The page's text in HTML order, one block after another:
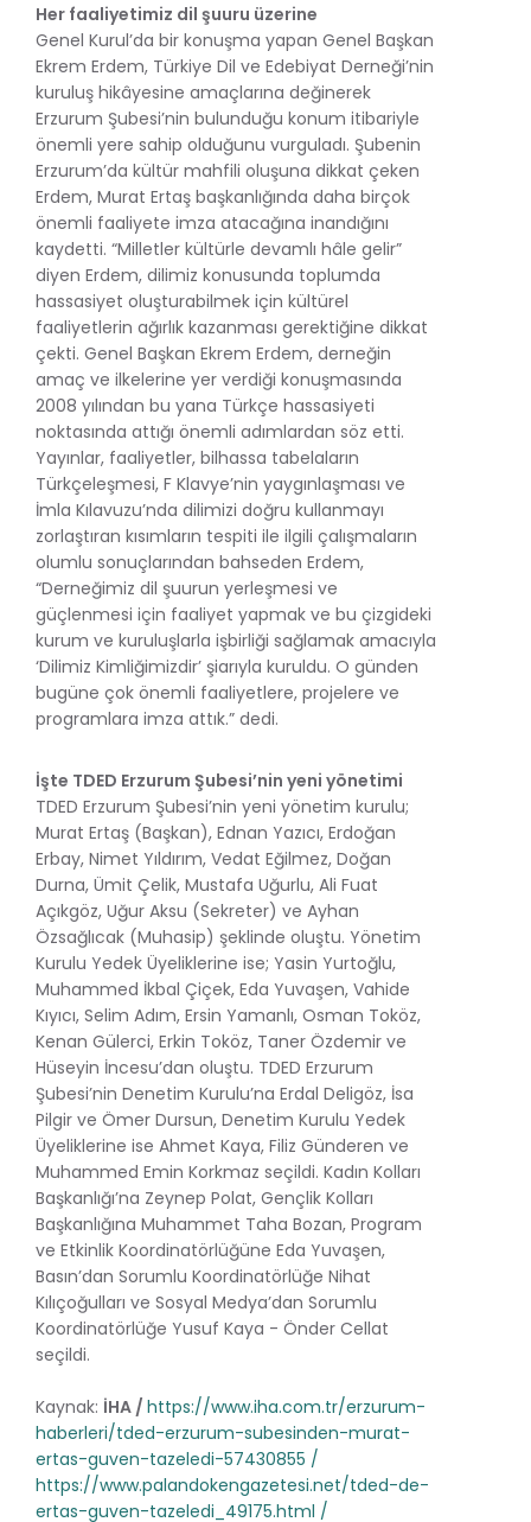
Her faaliyetimiz dil şuuru üzerine
Genel Kurul’da bir konuşma yapan Genel Başkan
Ekrem Erdem, Türkiye Dil ve Edebiyat Derneği’nin
kuruluş hikâyesine amaçlarına değinerek
Erzurum Şubesi’nin bulunduğu konum itibariyle
önemli yere sahip olduğunu vurguladı. Şubenin
Erzurum’da kültür mahfili oluşuna dikkat çeken
Erdem, Murat Ertaş başkanlığında daha birçok
önemli faaliyete imza atacağına inandığını
kaydetti. “Milletler kültürle devamlı hâle gelir”
diyen Erdem, dilimiz konusunda toplumda
hassasiyet oluşturabilmek için kültürel
faaliyetlerin ağırlık kazanması gerektiğine dikkat
çekti. Genel Başkan Ekrem Erdem, derneğin
amaç ve ilkelerine yer verdiği konuşmasında
2008 yılından bu yana Türkçe hassasiyeti
noktasında attığı önemli adımlardan söz etti.
Yayınlar, faaliyetler, bilhassa tabelaların
Türkçeleşmesi, F Klavye’nin yaygınlaşması ve
İmla Kılavuzu’nda dilimizi doğru kullanmayı
zorlaştıran kısımların tespiti ile ilgili çalışmaların
olumlu sonuçlarından bahseden Erdem,
“Derneğimiz dil şuurun yerleşmesi ve
güçlenmesi için faaliyet yapmak ve bu çizgideki
kurum ve kuruluşlarla işbirliği sağlamak amacıyla
‘Dilimiz Kimliğimizdir’ şiarıyla kuruldu. O günden
bugüne çok önemli faaliyetlere, projelere ve
programlara imza attık.” dedi.
İşte TDED Erzurum Şubesi’nin yeni yönetimi
TDED Erzurum Şubesi’nin yeni yönetim kurulu;
Murat Ertaş (Başkan), Ednan Yazıcı, Erdoğan
Erbay, Nimet Yıldırım, Vedat Eğilmez, Doğan
Durna, Ümit Çelik, Mustafa Uğurlu, Ali Fuat
Açıkgöz, Uğur Aksu (Sekreter) ve Ayhan
Özsağlıcak (Muhasip) şeklinde oluştu. Yönetim
Kurulu Yedek Üyeliklerine ise; Yasin Yurtoğlu,
Muhammed İkbal Çiçek, Eda Yuvaşen, Vahide
Kıyıcı, Selim Adım, Ersin Yamanlı, Osman Toköz,
Kenan Gülerci, Erkin Toköz, Taner Özdemir ve
Hüseyin İncesu’dan oluştu. TDED Erzurum
Şubesi’nin Denetim Kurulu’na Erdal Deligöz, İsa
Pilgir ve Ömer Dursun, Denetim Kurulu Yedek
Üyeliklerine ise Ahmet Kaya, Filiz Günderen ve
Muhammed Emin Korkmaz seçildi. Kadın Kolları
Başkanlığı’na Zeynep Polat, Gençlik Kolları
Başkanlığına Muhammet Taha Bozan, Program
ve Etkinlik Koordinatörlüğüne Eda Yuvaşen,
Basın’dan Sorumlu Koordinatörlüğe Nihat
Kılıçoğulları ve Sosyal Medya’dan Sorumlu
Koordinatörlüğe Yusuf Kaya - Önder Cellat
seçildi.
Kaynak: İHA / https://www.iha.com.tr/erzurum-
haberleri/tded-erzurum-subesinden-murat-
ertas-guven-tazeledi-57430855 /
https://www.palandokengazetesi.net/tded-de-
ertas-guven-tazeledi_49175.html /